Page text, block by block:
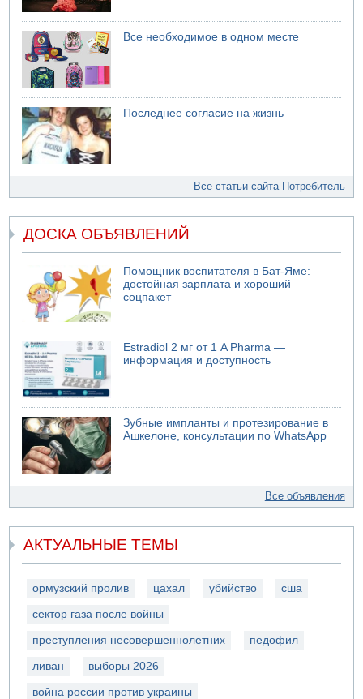
Все необходимое в одном месте
Последнее согласие на жизнь
Все статьи сайта Потребитель
ДОСКА ОБЪЯВЛЕНИЙ
Помощник воспитателя в Бат-Яме:
достойная зарплата и хороший
соцпакет
Estradiol 2 мг от 1 A Pharma —
информация и доступность
Зубные импланты и протезирование в
Ашкелоне, консультации по WhatsApp
Все объявления
АКТУАЛЬНЫЕ ТЕМЫ
ормузский пролив цахал убийство сша
сектор газа после войны
преступления несовершеннолетних педофил
ливан выборы 2026
война россии против украины